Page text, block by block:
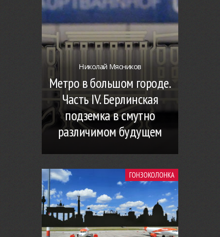
Николай Мясников
Метро в большом городе.
Часть IV. Берлинская
подземка в смутно
различимом будущем
ГОНЗОКОЛОНКА